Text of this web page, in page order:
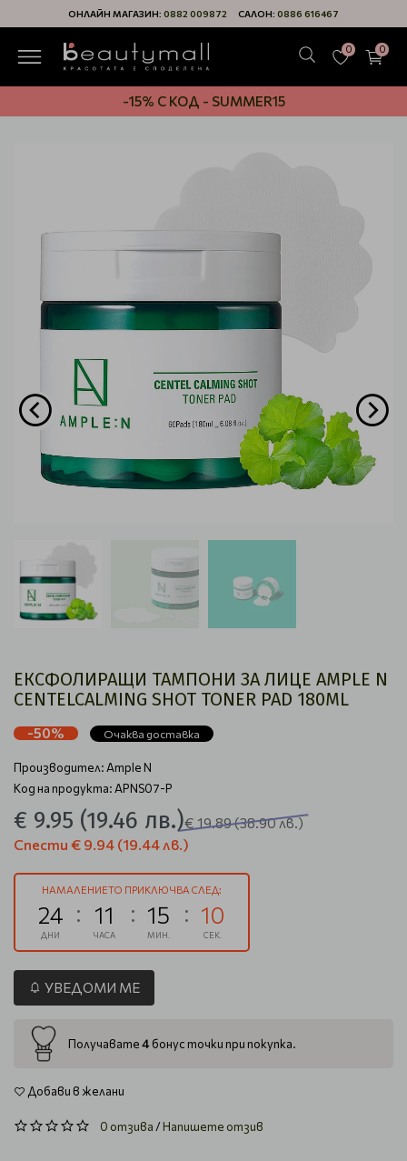
ОНЛАЙН МАГАЗИН: 0882 009872 САЛОН: 0886 616467
0 0
-15% С КОД - SUMMER15
ЕКСФОЛИРАЩИ ТАМПОНИ ЗА ЛИЦЕ AMPLE N
CENTELCALMING SHOT TONER PAD 180ML
-50% Очаква доставка
Производител: Ample N
Код на продукта: APNS07-P
€ 9.95 (19.46 лв.)€ 19.89(38.90 лв.)
Спести € 9.94 (19.44 лв.)
НАМАЛЕНИЕТО ПРИКЛЮЧВА СЛЕД:
24
ДНИ
11
ЧАСА
15
МИН.
9
СЕК.
УВЕДОМИ МЕ
Получавате4бонус точки при покупка.
Добави в желани
0 отзива/Напишете отзив